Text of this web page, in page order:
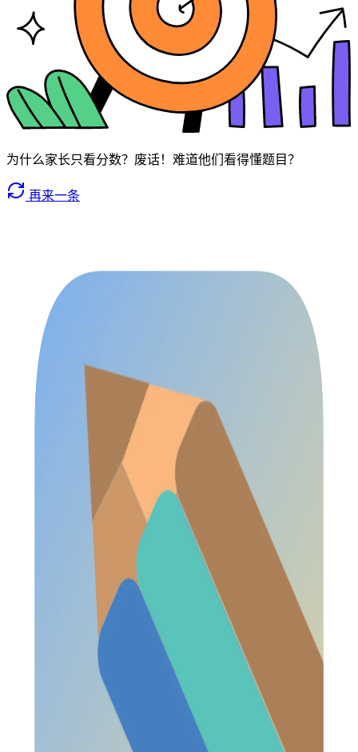
为什么家长只看分数？废话！难道他们看得懂题目？
再来一条